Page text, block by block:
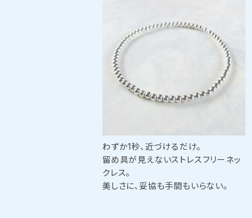
わずか1秒、近づけるだけ。
留め具が見えないストレスフリーネッ
クレス。
美しさに、妥協も手間もいらない。